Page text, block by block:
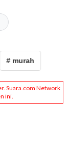
# murah